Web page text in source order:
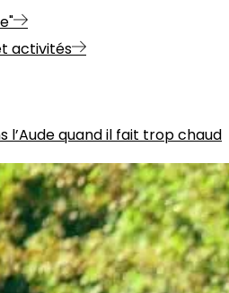
activités
l’Aude quand il fait trop chaud